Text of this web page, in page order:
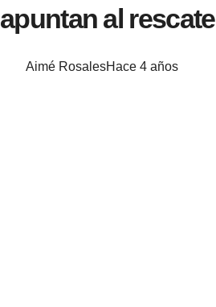
apuntan al rescate
Aimé RosalesHace 4 años